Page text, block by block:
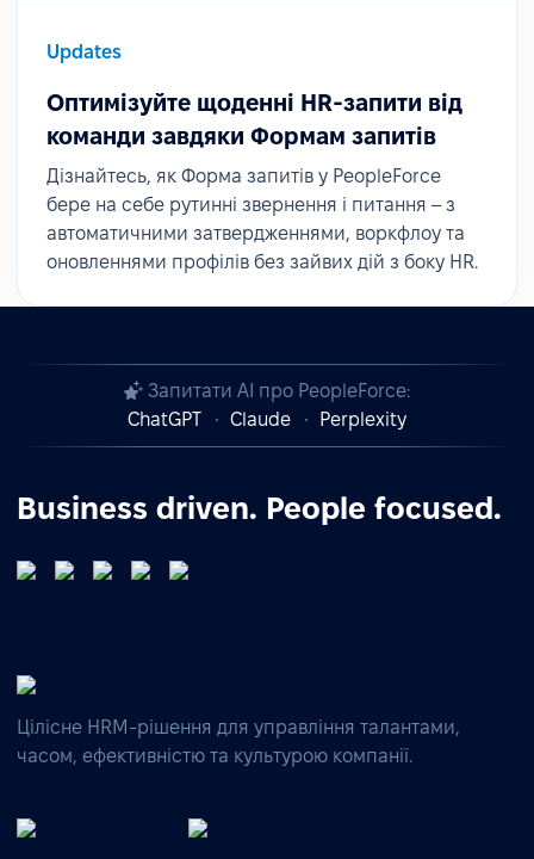
Updates
Оптимізуйте щоденні HR-запити від
команди завдяки Формам запитів
Дізнайтесь, як Форма запитів у PeopleForce
бере на себе рутинні звернення і питання – з
автоматичними затвердженнями, воркфлоу та
оновленнями профілів без зайвих дій з боку HR.
Запитати AI про PeopleForce:
ChatGPT
Claude Perplexity
Business driven. People focused.
Цілісне HRM-рішення для управління талантами,
часом, ефективністю та культурою компанії.